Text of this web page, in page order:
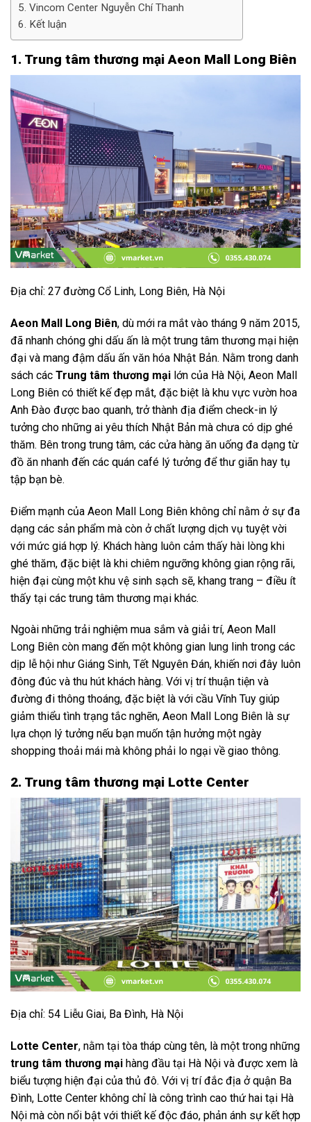
5. Vincom Center Nguyễn Chí Thanh
6. Kết luận
1. Trung tâm thương mại Aeon Mall Long Biên
Địa chỉ: 27 đường Cổ Linh, Long Biên, Hà Nội
Aeon Mall Long Biên, dù mới ra mắt vào tháng 9 năm 2015,
đã nhanh chóng ghi dấu ấn là một trung tâm thương mại hiện
đại và mang đậm dấu ấn văn hóa Nhật Bản. Nằm trong danh
sách các Trung tâm thương mại lớn của Hà Nội, Aeon Mall
Long Biên có thiết kế đẹp mắt, đặc biệt là khu vực vườn hoa
Anh Đào được bao quanh, trở thành địa điểm check-in lý
tưởng cho những ai yêu thích Nhật Bản mà chưa có dịp ghé
thăm. Bên trong trung tâm, các cửa hàng ăn uống đa dạng từ
đồ ăn nhanh đến các quán café lý tưởng để thư giãn hay tụ
tập bạn bè.
Điểm mạnh của Aeon Mall Long Biên không chỉ nằm ở sự đa
dạng các sản phẩm mà còn ở chất lượng dịch vụ tuyệt vời
với mức giá hợp lý. Khách hàng luôn cảm thấy hài lòng khi
ghé thăm, đặc biệt là khi chiêm ngưỡng không gian rộng rãi,
hiện đại cùng một khu vệ sinh sạch sẽ, khang trang – điều ít
thấy tại các trung tâm thương mại khác.
Ngoài những trải nghiệm mua sắm và giải trí, Aeon Mall
Long Biên còn mang đến một không gian lung linh trong các
dịp lễ hội như Giáng Sinh, Tết Nguyên Đán, khiến nơi đây luôn
đông đúc và thu hút khách hàng. Với vị trí thuận tiện và
đường đi thông thoáng, đặc biệt là với cầu Vĩnh Tuy giúp
giảm thiểu tình trạng tắc nghẽn, Aeon Mall Long Biên là sự
lựa chọn lý tưởng nếu bạn muốn tận hưởng một ngày
shopping thoải mái mà không phải lo ngại về giao thông.
2. Trung tâm thương mại Lotte Center
Địa chỉ: 54 Liễu Giai, Ba Đình, Hà Nội
Lotte Center, nằm tại tòa tháp cùng tên, là một trong những
trung tâm thương mại hàng đầu tại Hà Nội và được xem là
biểu tượng hiện đại của thủ đô. Với vị trí đắc địa ở quận Ba
Đình, Lotte Center không chỉ là công trình cao thứ hai tại Hà
Nội mà còn nổi bật với thiết kế độc đáo, phản ánh sự kết hợp